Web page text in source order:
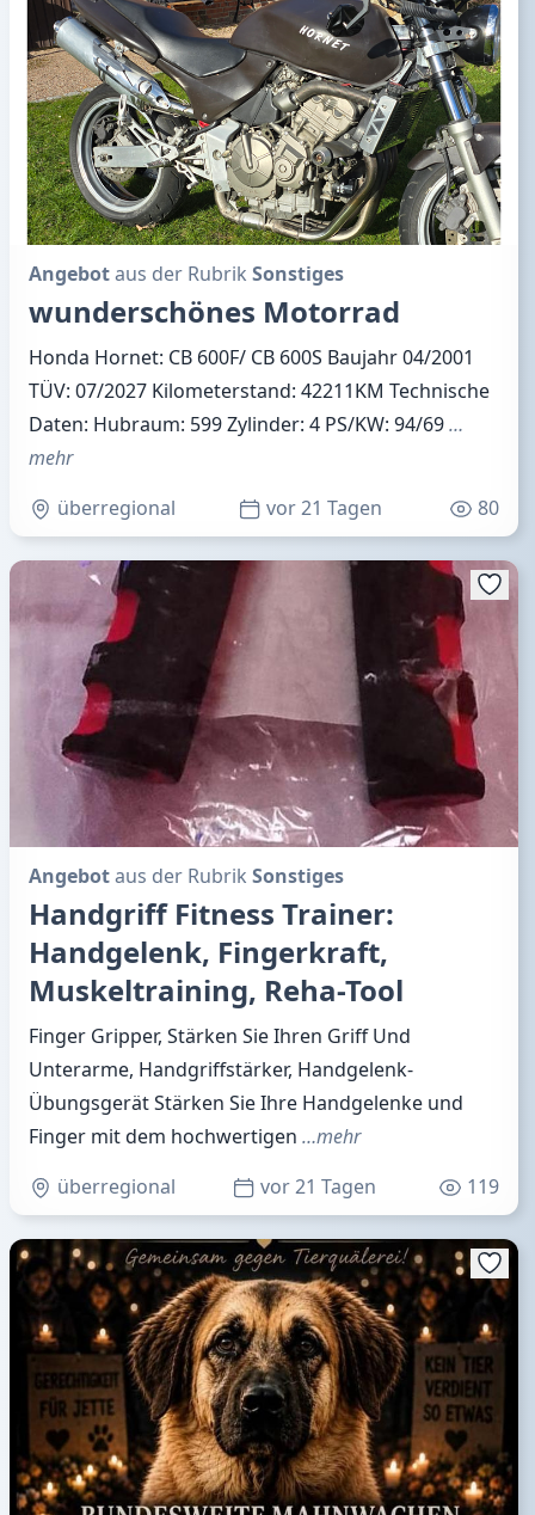
Angebotaus der Rubrik Sonstiges
wunderschönes Motorrad
Honda Hornet: CB 600F/ CB 600S Baujahr 04/2001
TÜV: 07/2027 Kilometerstand: 42211KM Technische
Daten: Hubraum: 599 Zylinder: 4 PS/KW: 94/69…
mehr
überregional
vor 21 Tagen 80
Angebotaus der Rubrik Sonstiges
Handgriff Fitness Trainer:
Handgelenk, Fingerkraft,
Muskeltraining, Reha-Tool
Finger Gripper, Stärken Sie Ihren Griff Und
Unterarme, Handgriffstärker, Handgelenk-
Übungsgerät Stärken Sie Ihre Handgelenke und
Finger mit dem hochwertigen …mehr
überregional
vor 21 Tagen 119